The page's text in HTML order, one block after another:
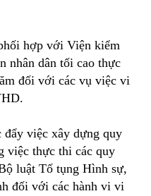
hợp với Viện kiểm
nhân dân tối cao thực
đối với các vụ việc vi
đẩy việc xây dựng quy
việc thực thi các quy
luật Tố tụng Hình sự,
đối với các hành vi vi